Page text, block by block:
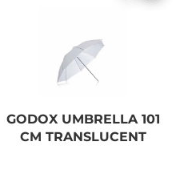
GODOX UMBRELLA 101
CM TRANSLUCENT